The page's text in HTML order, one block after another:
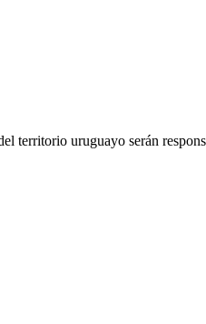
territorio uruguayo serán